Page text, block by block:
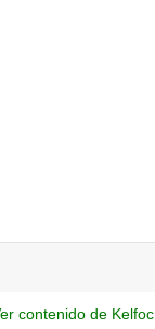
contenido de Kelfoc